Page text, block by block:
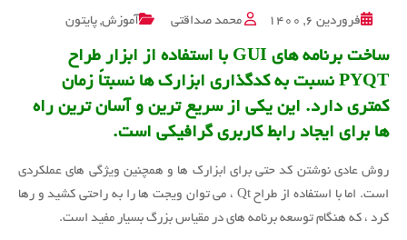
فروردین ۶, ۱۴۰۰ محمد صداقتی آموزش, پایتون
ساخت برنامه های GUI با استفاده از ابزار طراح
PYQT نسبت به کدگذاری ابزارک ها نسبتاً زمان
کمتری دارد. این یکی از سریع ترین و آسان ترین راه
ها برای ایجاد رابط کاربری گرافیکی است.
روش عادی نوشتن کد حتی برای ابزارک ها و همچنین ویژگی های عملکردی
است. اما با استفاده از طراح Qt ، می توان ویجت ها را به راحتی کشید و رها
کرد ، که هنگام توسعه برنامه های در مقیاس بزرگ بسیار مفید است.